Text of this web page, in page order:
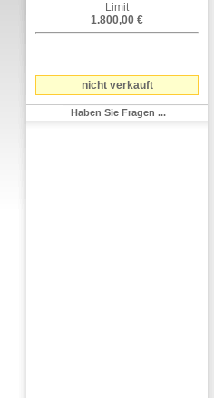
Limit
1.800,00 €
nicht verkauft
Haben Sie Fragen ...